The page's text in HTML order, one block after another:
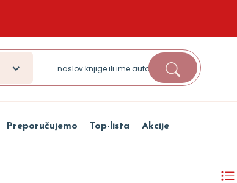
Preporučujemo Top-lista Akcije